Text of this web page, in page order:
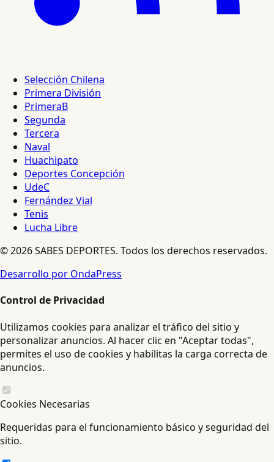
Selección Chilena
Primera División
PrimeraB
Segunda
Tercera
Naval
Huachipato
Deportes Concepción
UdeC
Fernández Vial
Tenis
Lucha Libre
© 2026 SABES DEPORTES. Todos los derechos reservados.
Desarrollo por OndaPress
Control de Privacidad
Utilizamos cookies para analizar el tráfico del sitio y
personalizar anuncios. Al hacer clic en "Aceptar todas",
permites el uso de cookies y habilitas la carga correcta de
anuncios.
Cookies Necesarias
Requeridas para el funcionamiento básico y seguridad del
sitio.